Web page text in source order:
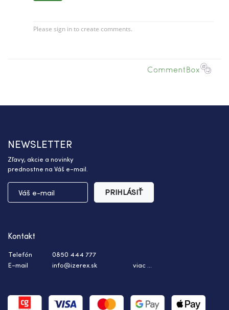
NEWSLETTER
Zľavy, akcie a novinky
prednostne na Váš e-mail.
PRIHLÁSIŤ
Kontakt
Telefón
0850 444 777
E-mail
info@izerex.sk viac ...